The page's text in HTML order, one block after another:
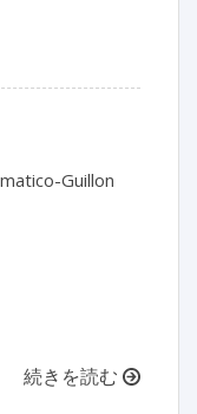
Guillon
続きを読む